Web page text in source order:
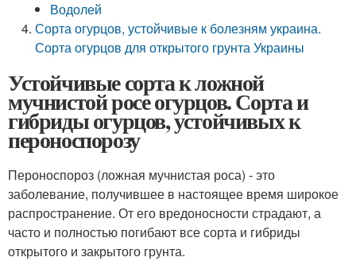
Водолей
Сорта огурцов, устойчивые к болезням украина.
Сорта огурцов для открытого грунта Украины
Устойчивые сорта к ложной
мучнистой росе огурцов. Сорта и
гибриды огурцов, устойчивых к
пероноспорозу
Пероноспороз (ложная мучнистая роса) - это
заболевание, получившее в настоящее время широкое
распространение. От его вредоносности страдают, а
часто и полностью погибают все сорта и гибриды
открытого и закрытого грунта.